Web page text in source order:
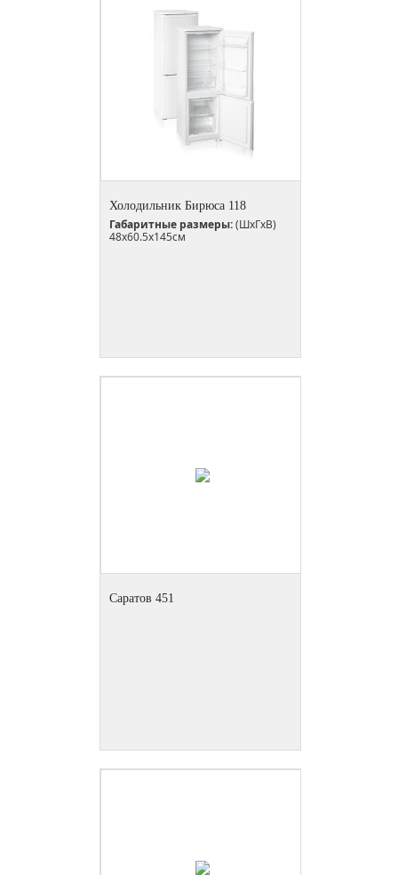
Холодильник Бирюса 118
Габаритные размеры:(ШxГxВ)
48x60.5x145см
Саратов 451